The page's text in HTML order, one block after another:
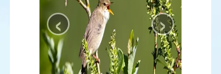
‹ ›